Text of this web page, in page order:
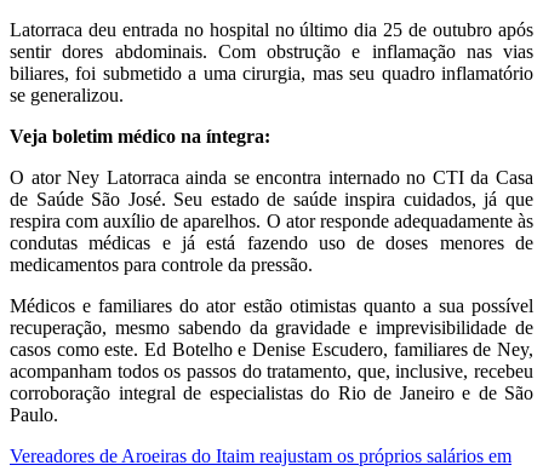
Latorraca deu entrada no hospital no último dia 25 de outubro após
sentir dores abdominais. Com obstrução e inflamação nas vias
biliares, foi submetido a uma cirurgia, mas seu quadro inflamatório
se generalizou.
Veja boletim médico na íntegra:
O ator Ney Latorraca ainda se encontra internado no CTI da Casa
de Saúde São José. Seu estado de saúde inspira cuidados, já que
respira com auxílio de aparelhos. O ator responde adequadamente às
condutas médicas e já está fazendo uso de doses menores de
medicamentos para controle da pressão.
Médicos e familiares do ator estão otimistas quanto a sua possível
recuperação, mesmo sabendo da gravidade e imprevisibilidade de
casos como este. Ed Botelho e Denise Escudero, familiares de Ney,
acompanham todos os passos do tratamento, que, inclusive, recebeu
corroboração integral de especialistas do Rio de Janeiro e de São
Paulo.
Navegação
Vereadores de Aroeiras do Itaim reajustam os próprios salários em